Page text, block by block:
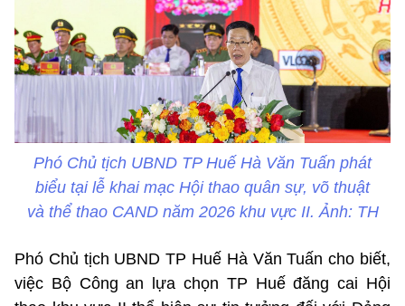
Phó Chủ tịch UBND TP Huế Hà Văn Tuấn phát
biểu tại lễ khai mạc Hội thao quân sự, võ thuật
và thể thao CAND năm 2026 khu vực II. Ảnh: TH
Phó Chủ tịch UBND TP Huế Hà Văn Tuấn cho biết,
việc Bộ Công an lựa chọn TP Huế đăng cai Hội